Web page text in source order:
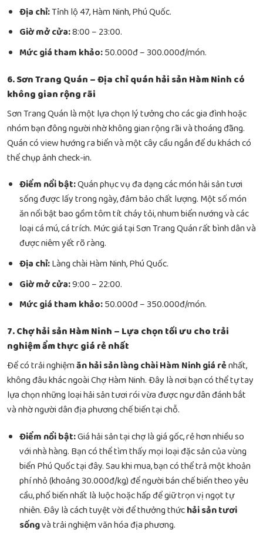
Địa chỉ:Tỉnh lộ 47, Hàm Ninh, Phú Quốc.
Giờ mở cửa:8:00 – 23:00.
Mức giá tham khảo:50.000đ – 300.000đ/món.
6. Sơn Trang Quán – Địa chỉ quán hải sản Hàm Ninh có
không gian rộng rãi
Sơn Trang Quán là một lựa chọn lý tưởng cho các gia đình hoặc
nhóm bạn đông người nhờ không gian rộng rãi và thoáng đãng.
Quán có view hướng ra biển và một cây cầu ngắn để du khách có
thể chụp ảnh check-in.
Điểm nổi bật:Quán phục vụ đa dạng các món hải sản tươi
sống được lấy trong ngày, đảm bảo chất lượng. Một số món
ăn nổi bật bao gồm tôm tít cháy tỏi, nhum biển nướng và các
loại cá mú, cá trích. Mức giá tại Sơn Trang Quán rất bình dân và
được niêm yết rõ ràng.
Địa chỉ:Làng chài Hàm Ninh, Phú Quốc.
Giờ mở cửa:9:00 – 22:00.
Mức giá tham khảo:50.000đ – 350.000đ/món.
7. Chợ hải sản Hàm Ninh – Lựa chọn tối ưu cho trải
nghiệm ẩm thực giá rẻ nhất
Để có trải nghiệmăn hải sản làng chài Hàm Ninh giá rẻnhất,
không đâu khác ngoài Chợ Hàm Ninh. Đây là nơi bạn có thể tự tay
lựa chọn những loại hải sản tươi rói vừa được ngư dân đánh bắt
và nhờ người dân địa phương chế biến tại chỗ.
Điểm nổi bật:Giá hải sản tại chợ là giá gốc, rẻ hơn nhiều so
với nhà hàng. Bạn có thể tìm thấy mọi loại đặc sản của vùng
biển Phú Quốc tại đây. Sau khi mua, bạn có thể trả một khoản
phí nhỏ (khoảng 30.000đ/kg) để người bán chế biến theo yêu
cầu, phổ biến nhất là luộc hoặc hấp để giữ trọn vị ngọt tự
nhiên. Đây là cách tuyệt vời để thưởng thứchải sản tươi
sốngvà trải nghiệm văn hóa địa phương.